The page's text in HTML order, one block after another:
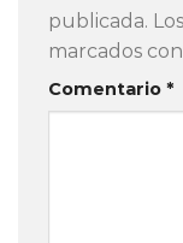
publicada.
marcados con
Comentario *